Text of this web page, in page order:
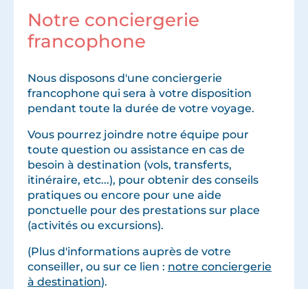
Notre conciergerie
francophone
Nous disposons d'une conciergerie
francophone qui sera à votre disposition
pendant toute la durée de votre voyage.
Vous pourrez joindre notre équipe pour
toute question ou assistance en cas de
besoin à destination (vols, transferts,
itinéraire, etc...), pour obtenir des conseils
pratiques ou encore pour une aide
ponctuelle pour des prestations sur place
(activités ou excursions).
(Plus d'informations auprès de votre
conseiller, ou sur ce lien : notre conciergerie
à destination).